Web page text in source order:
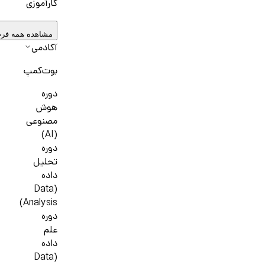
کارآموزی
مشاهده همه
آکادمی
بوت‌کمپ
دوره
هوش
مصنوعی
(AI)
دوره
تحلیل
داده
(Data
Analysis)
دوره
علم
داده
(Data